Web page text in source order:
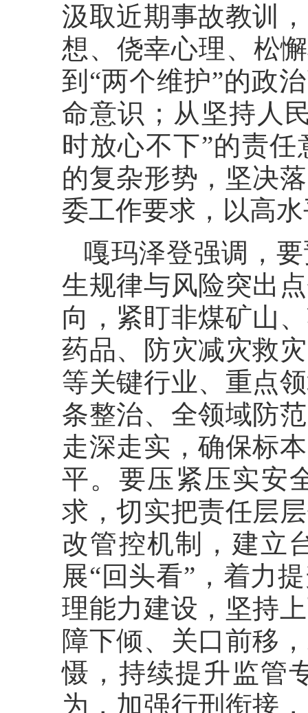
汲取近期事故教训
想、侥幸心理、松
到“两个维护”的政
命意识；从坚持人
时放心不下”的责
的复杂形势，坚决
委工作要求，以高
嘎玛泽登强调，
生规律与风险突出
向，紧盯非煤矿山
药品、防灾减灾救
等关键行业、重点
条整治、全领域防
走深走实，确保标
平。要压紧压实安
求，切实把责任层
改管控机制，建立
展“回头看”，着力
理能力建设，坚持
障下倾、关口前移
慑，持续提升监管
为，加强行刑衔接